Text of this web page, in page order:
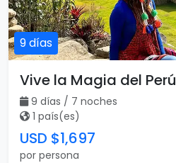
9 días
Vive la Magia del Perú
9 días / 7 noches
1 país(es)
USD $1,697
por persona